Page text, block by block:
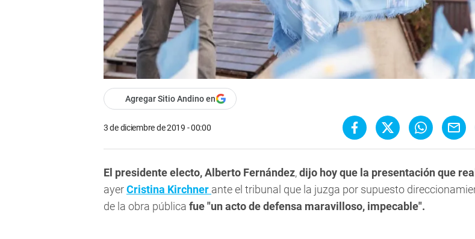
Agregar Sitio Andino en
3 de diciembre de 2019 - 00:00
El presidente electo, Alberto Fernández,dijo hoy que la presentación que
ayerCristina Kirchner ante el tribunal que la juzga por supuesto
de la obra pública fue "un acto de defensa maravilloso, impecable".